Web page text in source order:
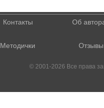
Контакты Об
Методички Отзывы
© 2001-2026 Все права